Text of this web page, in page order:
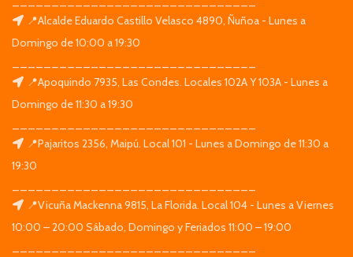
📍Alcalde Eduardo Castillo Velasco 4890, Ñuñoa - Lunes a
Domingo de 10:00 a 19:30
📍Apoquindo 7935, Las Condes. Locales 102A Y 103A - Lunes a
Domingo de 11:30 a 19:30
📍Pajaritos 2356, Maipú. Local 101 - Lunes a Domingo de 11:30 a
19:30
📍Vicuña Mackenna 9815, La Florida. Local 104 - Lunes a Viernes
10:00 – 20:00 Sábado, Domingo y Feriados 11:00 – 19:00